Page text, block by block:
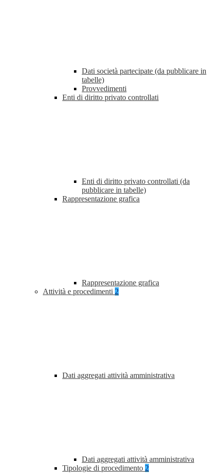
Dati società partecipate (da pubblicare in
tabelle)
Provvedimenti
Enti di diritto privato controllati
Enti di diritto privato controllati (da
pubblicare in tabelle)
Rappresentazione grafica
Rappresentazione grafica
Attività e procedimenti 2
Dati aggregati attività amministrativa
Dati aggregati attività amministrativa
Tipologie di procedimento 2